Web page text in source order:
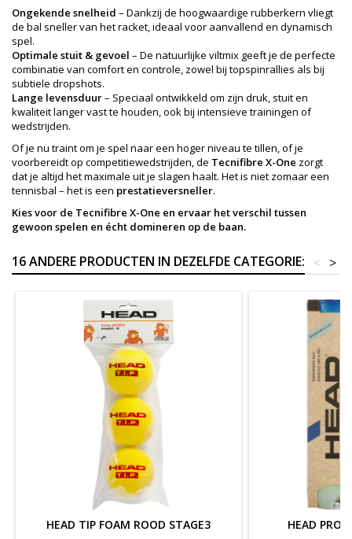
Ongekende snelheid – Dankzij de hoogwaardige rubberkern vliegt
de bal sneller van het racket, ideaal voor aanvallend en dynamisch
spel.
Optimale stuit & gevoel – De natuurlijke viltmix geeft je de perfecte
combinatie van comfort en controle, zowel bij topspinrallies als bij
subtiele dropshots.
Lange levensduur– Speciaal ontwikkeld om zijn druk, stuit en
kwaliteit langer vast te houden, ook bij intensieve trainingen of
wedstrijden.
Of je nu traint om je spel naar een hoger niveau te tillen, of je
voorbereidt op competitiewedstrijden, de Tecnifibre X-One zorgt
dat je altijd het maximale uit je slagen haalt. Het is niet zomaar een
tennisbal – het is een prestatieversneller.
Kies voor de Tecnifibre X-One en ervaar het verschil tussen
gewoon spelen en écht domineren op de baan.
16 ANDERE PRODUCTEN IN DEZELFDE CATEGORIE: >
<
HEAD TIP FOAM ROOD STAGE3 HEAD PRO